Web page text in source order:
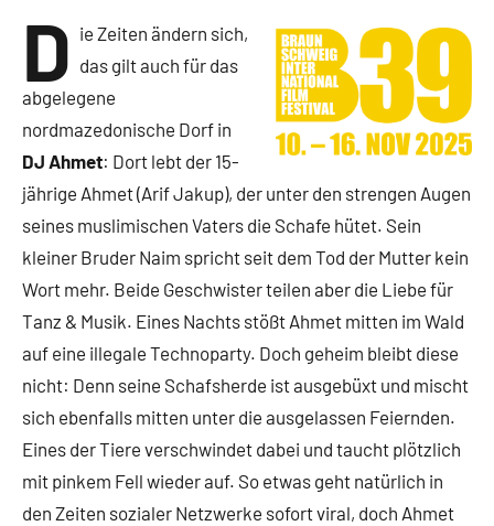
D ie Zeiten ändern sich,
das gilt auch für das
abgelegene
nordmazedonische Dorf in
DJ Ahmet: Dort lebt der 15-
jährige Ahmet (Arif Jakup), der unter den strengen Augen
seines muslimischen Vaters die Schafe hütet. Sein
kleiner Bruder Naim spricht seit dem Tod der Mutter kein
Wort mehr. Beide Geschwister teilen aber die Liebe für
Tanz & Musik. Eines Nachts stößt Ahmet mitten im Wald
auf eine illegale Technoparty. Doch geheim bleibt diese
nicht: Denn seine Schafsherde ist ausgebüxt und mischt
sich ebenfalls mitten unter die ausgelassen Feiernden.
Eines der Tiere verschwindet dabei und taucht plötzlich
mit pinkem Fell wieder auf. So etwas geht natürlich in
den Zeiten sozialer Netzwerke sofort viral, doch Ahmet